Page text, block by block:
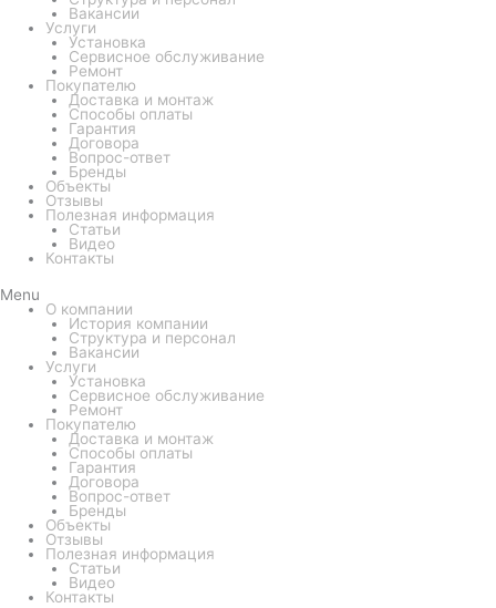
Вакансии
Услуги
Установка
Сервисное обслуживание
Ремонт
Покупателю
Доставка и монтаж
Способы оплаты
Гарантия
Договора
Вопрос-ответ
Бренды
Объекты
Отзывы
Полезная информация
Статьи
Видео
Контакты
Menu
О компании
История компании
Структура и персонал
Вакансии
Услуги
Установка
Сервисное обслуживание
Ремонт
Покупателю
Доставка и монтаж
Способы оплаты
Гарантия
Договора
Вопрос-ответ
Бренды
Объекты
Отзывы
Полезная информация
Статьи
Видео
Контакты